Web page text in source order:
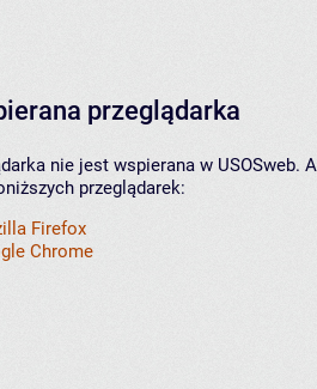
przeglądarka
nie jest wspierana w
przeglądarek:
Firefox
Chrome